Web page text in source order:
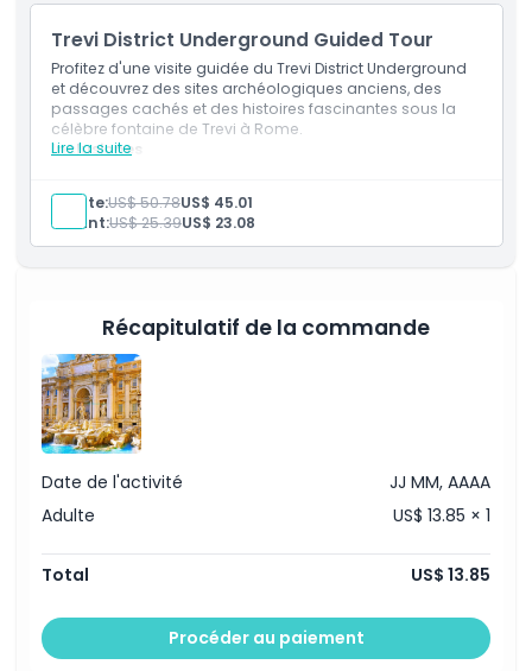
Exclus
À savoir
Comment s'y rendre
Vidéo multimédia sur la Rome antique à Touristation
Aracoeli
Trevi District Underground Guided Tour
Profitez d'une visite guidée du Trevi District Underground
et découvrez des sites archéologiques anciens, des
passages cachés et des histoires fascinantes sous la
célèbre fontaine de Trevi à Rome.
Lire la suite
Inclusiones
Billet d'accès à la Fontaine de Trévi au périmètre
intérieur
Assistance du personnel de Touristation
Aracoeli
Adulte:US$ 50.78US$ 45.01
Enfant:US$ 25.39US$ 23.08
Récapitulatif de la commande
Date de l'activité
JJ MM, AAAA
Adulte
US$ 13.85 × 1
Total US$ 13.85
Procéder au paiement